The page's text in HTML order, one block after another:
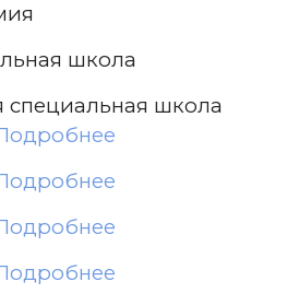
школа
специальная школа